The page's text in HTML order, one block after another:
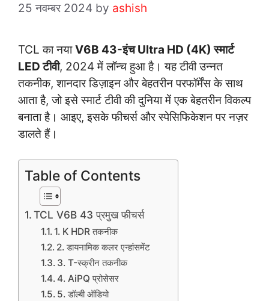
25 नवम्बर 2024 by ashish
TCL का नयाV6B 43-इंच Ultra HD (4K) स्मार्ट
LED टीवी, 2024 में लॉन्च हुआ है। यह टीवी उन्नत
तकनीक, शानदार डिज़ाइन और बेहतरीन परफॉर्मेंस के साथ
आता है, जो इसे स्मार्ट टीवी की दुनिया में एक बेहतरीन विकल्प
बनाता है। आइए, इसके फीचर्स और स्पेसिफिकेशन पर नज़र
डालते हैं।
Table of Contents
TCL V6B 43 प्रमुख फीचर्स
1. K HDR तकनीक
2. डायनामिक कलर एन्हांसमेंट
3. T-स्क्रीन तकनीक
4. AiPQ प्रोसेसर
5. डॉल्बी ऑडियो